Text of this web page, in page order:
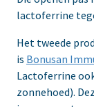
lactoferrine
Het tweede
is Bonusan
Lactoferrine
zonnehoed).